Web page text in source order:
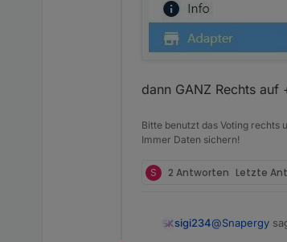
dann GANZ Rechts
Bitte benutzt das Voting rechts
Immer Daten sichern!
S 2 Antworten Letzte
sigi234@Snapergy